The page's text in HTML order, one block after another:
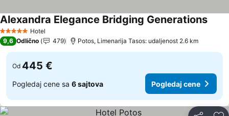
5 ZvezdiceHotel
Alexandra Elegance Bridging Generations
9,6 Odlično 479 Potos, Limenarija Tasos: udaljenost 2.6 km
Od 445 €
Pogledaj cene sa 6 sajtova Pogledaj cene